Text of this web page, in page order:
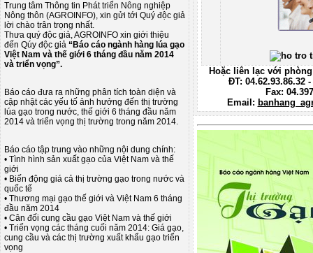
Trung tâm Thông tin Phát triển Nông nghiệp
Nông thôn (AGROINFO), xin gửi tới Quý độc giả
lời chào trân trọng nhất.
Thưa quý độc giả, AGROINFO xin giới thiệu
đến Qúy độc giả “Báo cáo ngành hàng lúa gạo
Việt Nam và thế giới 6 tháng đầu năm 2014
và triển vọng”.
Báo cáo đưa ra những phân tích toàn diện và
cập nhật các yếu tố ảnh hưởng đến thị trường
lúa gạo trong nước, thế giới 6 tháng đầu năm
2014 và triển vọng thị trường trong năm 2014.
Báo cáo tập trung vào những nội dung chính:
• Tình hình sản xuất gạo của Việt Nam và thế
giới
• Biến động giá cả thị trường gạo trong nước và
quốc tế
• Thương mại gạo thế giới và Việt Nam 6 tháng
đầu năm 2014
• Cân đối cung cầu gạo Việt Nam và thế giới
• Triển vọng các tháng cuối năm 2014: Giá gạo,
cung cầu và các thị trường xuất khẩu gạo triển
vọng
Hoặc liên lạc với
ĐT: 04.62.93.86.32
Fax:
Email: